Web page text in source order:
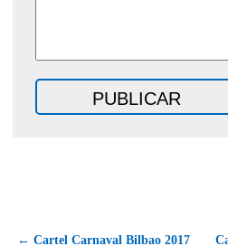
← Cartel Carnaval Bilbao 2017